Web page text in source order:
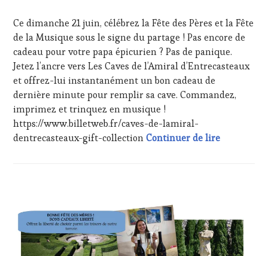
TV,
WEB,
OENOTOURISME
PARTENAIRES
VIN
TOURISME,
PRODUCTEURS
TERROIR,
TASTING
MOVIE,
VAR,
TOURISM
TOUR,
WINE
TOURISM
2026
Ce dimanche 21 juin, célébrez la Fête des Pères et la Fête
de la Musique sous le signe du partage ! Pas encore de
cadeau pour votre papa épicurien ? Pas de panique.
Jetez l’ancre vers Les Caves de l’Amiral d’Entrecasteaux
et offrez-lui instantanément un bon cadeau de
dernière minute pour remplir sa cave. Commandez,
imprimez et trinquez en musique !
https://www.billetweb.fr/caves-de-lamiral-
dentrecasteaux-gift-collectionContinuer de lireDimanche
HORS
ZONE
DE
CONFORT,